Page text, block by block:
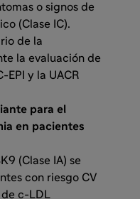
o signos de
(Clase IC).
de la
la evaluación de
EPI y la UACR
para el
en pacientes
(Clase IA) se
con riesgo CV
c-LDL